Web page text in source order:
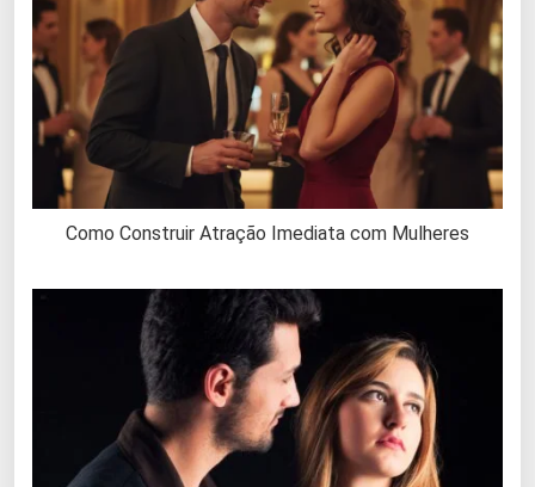
Como Construir Atração Imediata com Mulheres